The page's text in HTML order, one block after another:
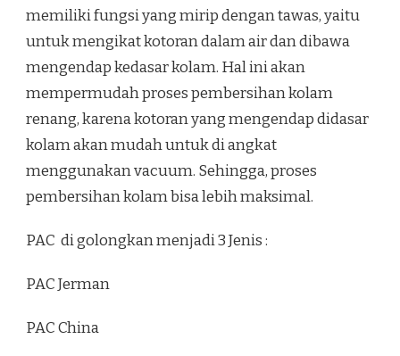
memiliki fungsi yang mirip dengan tawas, yaitu
untuk mengikat kotoran dalam air dan dibawa
mengendap kedasar kolam. Hal ini akan
mempermudah proses pembersihan kolam
renang, karena kotoran yang mengendap didasar
kolam akan mudah untuk di angkat
menggunakan vacuum. Sehingga, proses
pembersihan kolam bisa lebih maksimal.
PAC di golongkan menjadi 3 Jenis :
PAC Jerman
PAC China